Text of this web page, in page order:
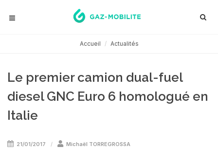
Accueil Actualités
Le premier camion dual-fuel
diesel GNC Euro 6 homologué en
Italie
21/01/2017
Michaël TORREGROSSA